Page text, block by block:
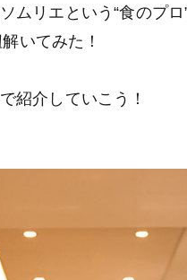
リエという“食のプ
いてみた！
紹介していこう！